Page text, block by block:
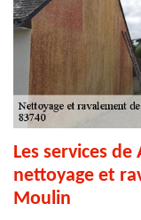
Les services
nettoyage et
Moulin